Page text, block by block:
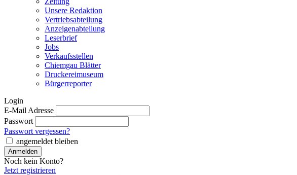
Unsere Redaktion
Vertriebsabteilung
Anzeigenabteilung
Leserbrief
Jobs
Verkaufsstellen
Chiemgau Blätter
Druckereimuseum
Bürgerreporter
Login
E-Mail Adresse
Passwort
Passwort vergessen?
angemeldet bleiben
Noch kein Konto?
Jetzt registrieren